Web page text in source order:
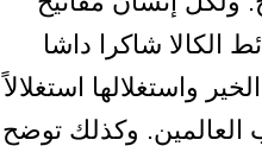
الكالا شاكرا داشا
واستغلالها استغلالاً
وكذلك توضح